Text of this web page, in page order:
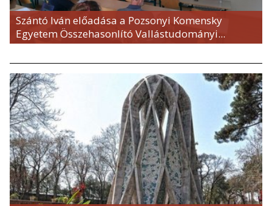
Szántó Iván előadása a Pozsonyi Komensky
Egyetem Összehasonlító Vallástudományi...